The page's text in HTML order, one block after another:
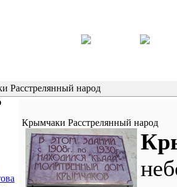
Расстрелянный народ
Крымчаки Расстрелянный народ